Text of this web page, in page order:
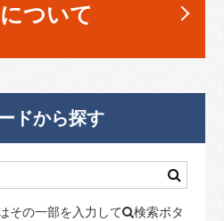
ついて
ドから探す
その一部を入力して
検索ボタ